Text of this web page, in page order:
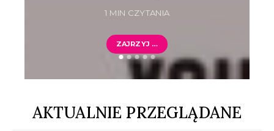
1 MIN CZYTANIA
ZAJRZYJ …
AKTUALNIE PRZEGLĄDANE